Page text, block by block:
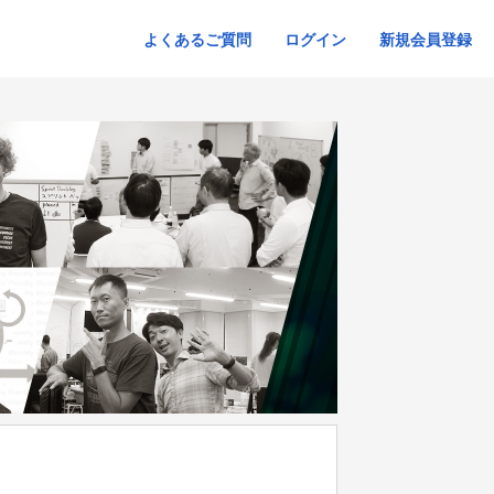
よくあるご質問 ログイン 新規会員登録